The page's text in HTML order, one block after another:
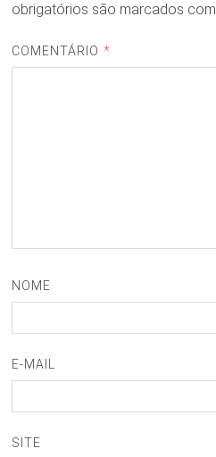
obrigatórios são marcados com
COMENTÁRIO *
NOME
E-MAIL
SITE